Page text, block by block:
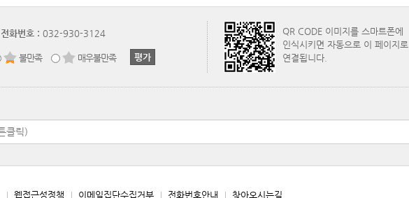
전화번호 : 032-930-3124
불만족 매우불만족
QR CODE 이미지를 스마트폰에
인식시키면 자동으로 이 페이지로
연결됩니다.
웹접근성정책 이메일집단수집거부 전화번호안내 찾아오시는길